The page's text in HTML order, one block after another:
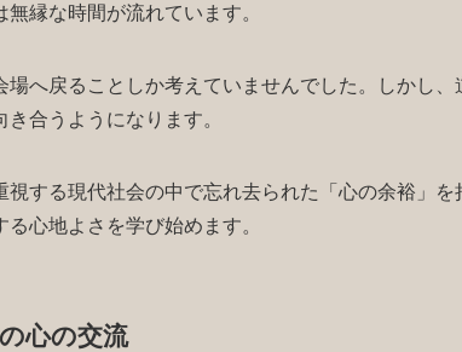
縁な時間が流れています。
場へ戻ることしか考えていませんでした。しかし
合うようになります。
する現代社会の中で忘れ去られた「心の余裕」
心地よさを学び始めます。
心の交流